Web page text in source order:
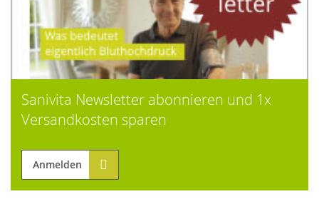
Sanivita Newsletter abonnieren und 1x
Versandkosten sparen
Anmelden